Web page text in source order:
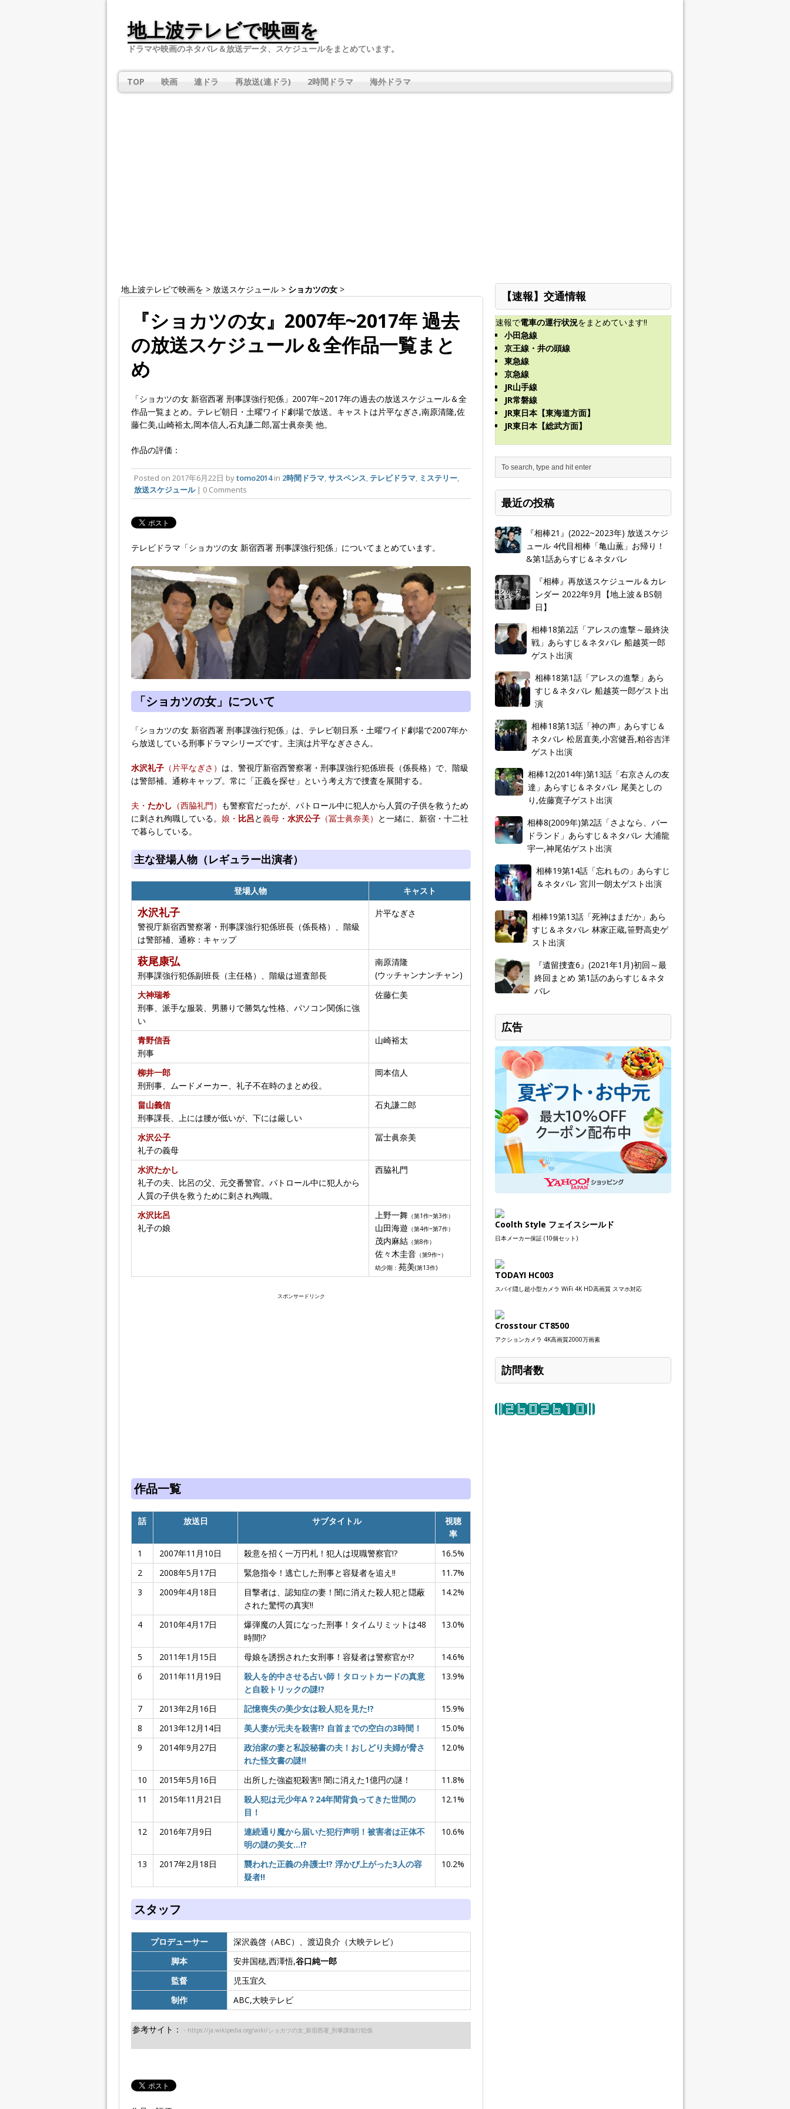
地上波テレビで映画を
ドラマや映画のネタバレ＆放送データ、スケジュールをまとめています。
TOP 映画 連ドラ 再放送(連ドラ) 2時間ドラマ 海外ドラマ
地上波テレビで映画を > 放送スケジュール > ショカツの女 >
『ショカツの女』2007年~2017年 過去
の放送スケジュール＆全作品一覧まと
め
「ショカツの女 新宿西署 刑事課強行犯係」2007年~2017年の過去の放送スケジュール＆全
作品一覧まとめ。テレビ朝日・土曜ワイド劇場で放送。キャストは片平なぎさ,南原清隆,佐
藤仁美,山崎裕太,岡本信人,石丸謙二郎,冨士眞奈美 他。
作品の評価：
Posted on 2017年6月22日 bytomo2014in 2時間ドラマ,サスペンス, テレビドラマ, ミステリー,
放送スケジュール| 0 Comments
テレビドラマ「ショカツの女 新宿西署 刑事課強行犯係」についてまとめています。
「ショカツの女」について
「ショカツの女 新宿西署 刑事課強行犯係」は、テレビ朝日系・土曜ワイド劇場で2007年か
ら放送している刑事ドラマシリーズです。主演は片平なぎささん。
水沢礼子 （片平なぎさ） は、警視庁新宿西警察署・刑事課強行犯係班長（係長格）で、階級
は警部補。通称キャップ。常に「正義を探せ」という考え方で捜査を展開する。
夫・ たかし （西脇礼門） も警察官だったが、パトロール中に犯人から人質の子供を救うため
に刺され殉職している。 娘・ 比呂と義母・ 水沢公子 （冨士眞奈美） と一緒に、新宿・十二社
で暮らしている。
主な登場人物（レギュラー出演者）
登場人物 キャスト
水沢礼子
警視庁新宿西警察署・刑事課強行犯係班長（係長格）、階級
は警部補、通称：キャップ
片平なぎさ
萩尾康弘
刑事課強行犯係副班長（主任格）、階級は巡査部長
南原清隆
(ウッチャンナンチャン)
大神瑞希
刑事、派手な服装、男勝りで勝気な性格、パソコン関係に強
い
佐藤仁美
青野信吾
刑事
山崎裕太
柳井一郎
刑刑事、ムードメーカー、礼子不在時のまとめ役。
岡本信人
畠山義信
刑事課長、上には腰が低いが、下には厳しい
石丸謙二郎
水沢公子
礼子の義母
冨士眞奈美
水沢たかし
礼子の夫、比呂の父、元交番警官。パトロール中に犯人から
人質の子供を救うために刺され殉職。
西脇礼門
水沢比呂
礼子の娘
上野一舞 （第1作~第3作）
山田海遊 （第4作~第7作）
茂内麻結 （第8作）
佐々木圭音 （第9作~）
幼少期： 苑美(第13作)
スポンサードリンク
作品一覧
話 放送日 サブタイトル
視聴
率
1
2007年11月10日 殺意を招く一万円札！犯人は現職警察官!?
16.5%
2
2008年5月17日 緊急指令！逃亡した刑事と容疑者を追え!!
11.7%
3
2009年4月18日
目撃者は、認知症の妻！闇に消えた殺人犯と隠蔽
された驚愕の真実!!
14.2%
4 2010年4月17日
爆弾魔の人質になった刑事！タイムリミットは48
時間!?
13.0%
5 2011年1月15日 母娘を誘拐された女刑事！容疑者は警察官か!?
14.6%
6
2011年11月19日
殺人を的中させる占い師！タロットカードの真意
と自殺トリックの謎!?
13.9%
7 2013年2月16日 記憶喪失の美少女は殺人犯を見た!?
15.9%
8
2013年12月14日 美人妻が元夫を殺害!? 自首までの空白の3時間！
15.0%
9
2014年9月27日
政治家の妻と私設秘書の夫！おしどり夫婦が脅さ
れた怪文書の謎!!
12.0%
10 2015年5月16日 出所した強盗犯殺害!! 闇に消えた1億円の謎！
11.8%
11
2015年11月21日
殺人犯は元少年A？24年間背負ってきた世間の
目！
12.1%
12 2016年7月9日
連続通り魔から届いた犯行声明！被害者は正体不
明の謎の美女…!?
10.6%
13 2017年2月18日
襲われた正義の弁護士!? 浮かび上がった3人の容
疑者!!
10.2%
スタッフ
プロデューサー
深沢義啓（ABC）、渡辺良介（大映テレビ）
脚本
安井国穂,西澤悟,谷口純一郎
監督
児玉宜久
制作
ABC,大映テレビ
参考サイト： ・https://ja.wikipedia.org/wiki/ショカツの女_新宿西署_刑事課強行犯係
【速報】交通情報
速報で電車の運行状況をまとめています!!
小田急線
京王線・井の頭線
東急線
京急線
JR山手線
JR常磐線
JR東日本【東海道方面】
JR東日本【総武方面】
最近の投稿
『相棒21』(2022~2023年) 放送スケジ
ュール 4代目相棒「亀山薫」お帰り！
&第1話あらすじ＆ネタバレ
『相棒』再放送スケジュール＆カレ
ンダー 2022年9月【地上波＆BS朝
日】
相棒18第2話「アレスの進撃～最終決
戦」あらすじ＆ネタバレ 船越英一郎
ゲスト出演
相棒18第1話「アレスの進撃」あら
すじ＆ネタバレ 船越英一郎ゲスト出
演
相棒18第13話「神の声」あらすじ＆
ネタバレ 松居直美,小宮健吾,粕谷吉洋
ゲスト出演
相棒12(2014年)第13話「右京さんの友
達」あらすじ＆ネタバレ 尾美としの
り,佐藤寛子ゲスト出演
相棒8(2009年)第2話「さよなら、バー
ドランド」あらすじ＆ネタバレ 大浦龍
宇一,神尾佑ゲスト出演
相棒19第14話「忘れもの」あらすじ
＆ネタバレ 宮川一朗太ゲスト出演
相棒19第13話「死神はまだか」あら
すじ＆ネタバレ 林家正蔵,笹野高史ゲ
スト出演
『遺留捜査6』(2021年1月)初回～最
終回まとめ 第1話のあらすじ＆ネタ
バレ
広告
Coolth Style フェイスシールド
日本メーカー保証 (10個セット)
TODAYI HC003
スパイ隠し超小型カメラ WiFi 4K HD高画質 スマホ対応
Crosstour CT8500
アクションカメラ 4K高画質2000万画素
訪問者数